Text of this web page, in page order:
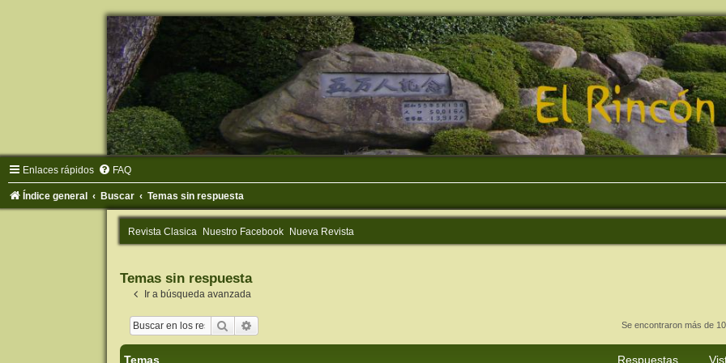
Enlaces rápidos FAQ
Índice general Buscar Temas sin respuesta
Revista Clasica Nuestro Facebook Nueva Revista
Temas sin respuesta
Ir a búsqueda avanzada
Buscar Se encontraron más de
Temas Respuestas